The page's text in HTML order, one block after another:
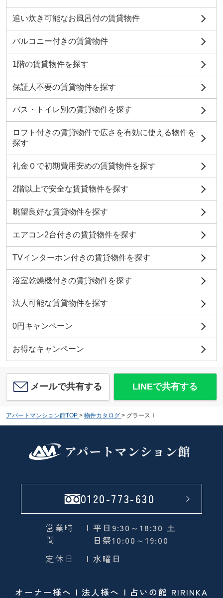
追い炊き可能なお風呂付の賃貸物件
バルコニー付きの賃貸物件
1階の賃貸物件を探す
保証人不要の賃貸物件を探す
バス・トイレ別の賃貸物件を探す
ロフト付きの賃貸物件で広さを有効に使える物件を
探す
礼金０で初期費用安めの賃貸物件を探す
2階以上で安全な賃貸物件を探す
眺望良好な賃貸物件を探す
エアコン2台付きの賃貸物件を探す
TVインターホン付きの賃貸物件を探す
浴室乾燥機付きの賃貸物件を探す
法人可能な賃貸物件を探す
0円キャンペーン
お得なキャンペーン
メールで共有する LINEで共有する
アパートマンション館TOP > 物件カタログ > グラースⅠ
0120-773-630
営業時
間
| 平日9:30～18:30 土
日祭10:00～19:00
定休日
| 水曜日
オーナー様へ 法人様へ 占いの館 RIRINKA